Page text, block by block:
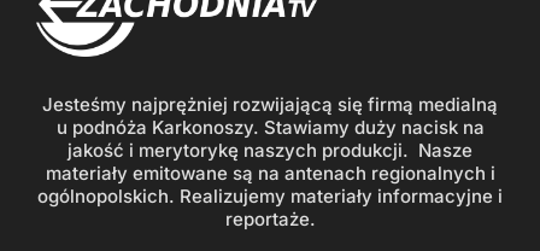
Jesteśmy najprężniej rozwijającą się firmą medialną
u podnóża Karkonoszy. Stawiamy duży nacisk na
jakość i merytorykę naszych produkcji. Nasze
materiały emitowane są na antenach regionalnych i
ogólnopolskich. Realizujemy materiały informacyjne i
reportaże.